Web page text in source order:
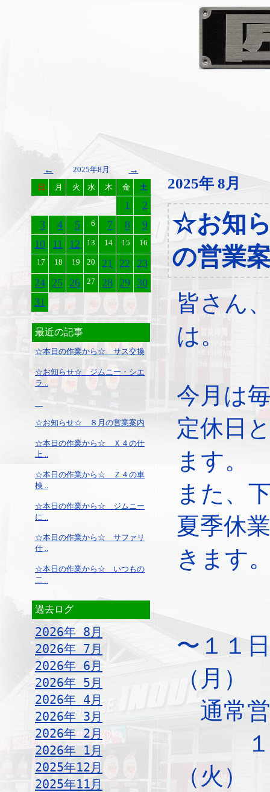
← 2025年8月 →
日 月 火 水 木 金 土
1
2
3
4 5 6 7 8
9
10
11 12 13 14 15 16
17 18 19 20 21 22 23
24 25 26 27 28 29 30
31
最近の記事
☆本日の作業から☆ サス交換
☆お知らせ☆ ジムニー・シエ
ラ ..
☆お知らせ☆ ８月の営業案内
☆本日の作業から☆ Ｘ４の仕
上 ..
☆本日の作業から☆ Ｚ４の車
検 ..
☆本日の作業から☆ ジムニー
に ..
☆本日の作業から☆ サファリ
仕 ..
☆本日の作業から☆ いつもの
二 ..
過去ログ
2026年 8月
2026年 7月
2026年 6月
2026年 5月
2026年 4月
2026年 3月
2026年 2月
2026年 1月
2025年12月
2025年11月
2025年 8月
☆お知
の営業
皆さん
は。
今月は
定休日
ます。
また、
夏季休
きます
〜１１日
（
通常
１